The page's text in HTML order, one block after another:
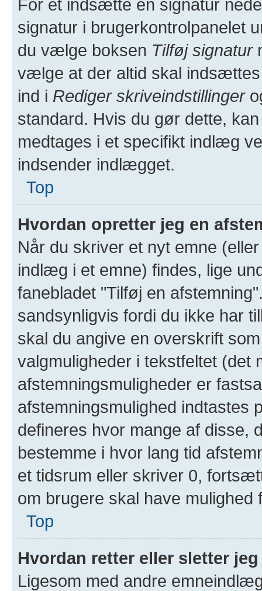
For et indsætte en signatur
signatur i brugerkontrolpanelet
du vælge boksen Tilføj signatur
vælge at der altid skal
ind i Rediger skriveindstillinger
standard. Hvis du gør dette,
medtages i et specifikt indlæg
indsender indlægget.
Top
Hvordan opretter jeg en
Når du skriver et nyt emne
indlæg i et emne) findes, lige
fanebladet "Tilføj en
sandsynligvis fordi du ikke har
skal du angive en overskrift
valgmuligheder i tekstfeltet (det
afstemningsmuligheder er
afstemningsmulighed indtastes
defineres hvor mange af disse,
bestemme i hvor lang tid
et tidsrum eller skriver 0,
om brugere skal have
Top
Hvordan retter eller sletter
Ligesom med andre